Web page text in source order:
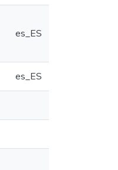
es_ES
es_ES